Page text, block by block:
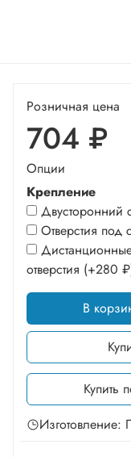
Розничная цена
704 ₽
Опции
Крепление
Двусторонний
Отверстия под
отверстия (+280 ₽
В
Купить
Изготовление: